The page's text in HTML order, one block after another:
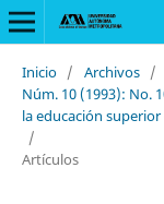
Inicio / Archivos /
Núm. 10 (1993): No.
la educación
/
Artículos